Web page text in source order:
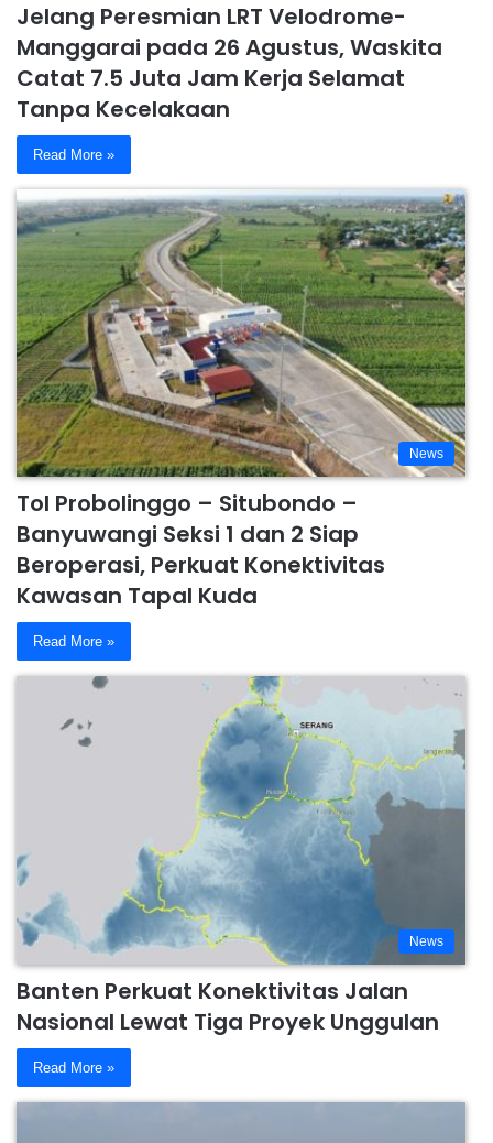
Jelang Peresmian LRT Velodrome-
Manggarai pada 26 Agustus, Waskita
Catat 7.5 Juta Jam Kerja Selamat
Tanpa Kecelakaan
Read More »
News
Tol Probolinggo – Situbondo –
Banyuwangi Seksi 1 dan 2 Siap
Beroperasi, Perkuat Konektivitas
Kawasan Tapal Kuda
Read More »
News
Banten Perkuat Konektivitas Jalan
Nasional Lewat Tiga Proyek Unggulan
Read More »